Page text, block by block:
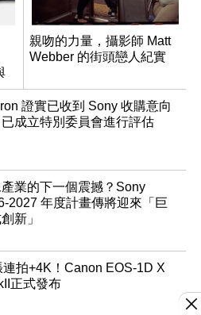
親吻的力量，攝影師 Matt
Webber 的街頭戀人紀實
證實已收到 Sony 收購意向
成立特別委員會進行評估
業的下一個震撼？Sony
2027 年度計畫傳將迎來「巨
新」
連拍+4K！Canon EOS-1D X
正式發布